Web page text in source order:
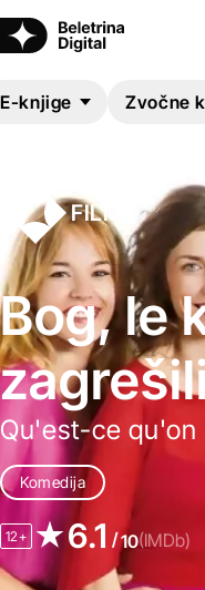
E-knjige Zvočne
FILM
Bog, le
Qu'est-ce qu'on
Komedija
12+ 6.1 /10(IMDb)